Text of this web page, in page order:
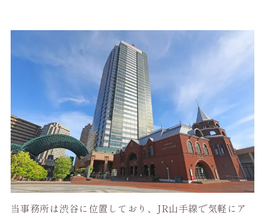
当事務所は渋谷に位置しており、JR山手線で気軽にア